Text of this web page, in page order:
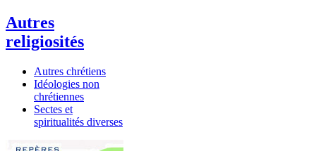
Autres
religiosités
Autres chrétiens
Idéologies non
chrétiennes
Sectes et
spiritualités diverses